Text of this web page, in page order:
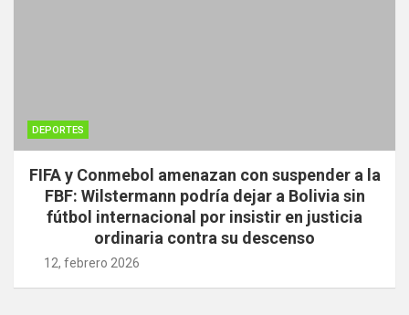
DEPORTES
FIFA y Conmebol amenazan con suspender a la
FBF: Wilstermann podría dejar a Bolivia sin
fútbol internacional por insistir en justicia
ordinaria contra su descenso
12, febrero 2026